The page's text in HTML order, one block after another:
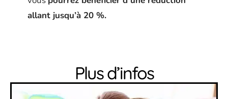
allant jusqu’à 20 %.
Plus d’infos